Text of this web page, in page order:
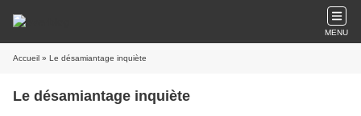
MENU
Accueil » Le désamiantage inquiète
Le désamiantage inquiète